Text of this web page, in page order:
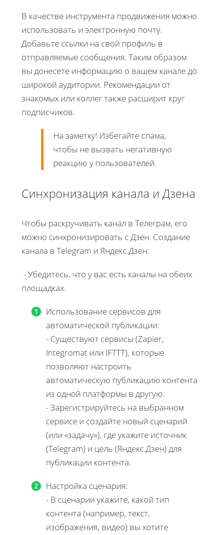
В качестве инструмента продвижения можно
использовать и электронную почту.
Добавьте ссылки на свой профиль в
отправляемые сообщения. Таким образом
вы донесете информацию о вашем канале до
широкой аудитории. Рекомендации от
знакомых или коллег также расширит круг
подписчиков.
На заметку! Избегайте спама,
чтобы не вызвать негативную
реакцию у пользователей.
Синхронизация канала и Дзена
Чтобы раскручивать канал в Телеграм, его
можно синхронизировать с Дзен. Создание
канала в Telegram и Яндекс.Дзен:
- Убедитесь, что у вас есть каналы на обеих
площадках.
Использование сервисов для
автоматической публикации:
- Существуют сервисы (Zapier,
Integromat или IFTTT), которые
позволяют настроить
автоматическую публикацию контента
из одной платформы в другую.
- Зарегистрируйтесь на выбранном
сервисе и создайте новый сценарий
(или «задачу»), где укажите источник
(Telegram) и цель (Яндекс.Дзен) для
публикации контента.
Настройка сценария:
- В сценарии укажите, какой тип
контента (например, текст,
изображения, видео) вы хотите